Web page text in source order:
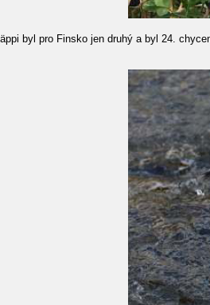
byl pro Finsko jen druhý a byl 24.